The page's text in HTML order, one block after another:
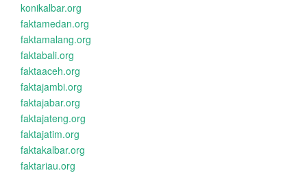
konikalbar.org
faktamedan.org
faktamalang.org
faktabali.org
faktaaceh.org
faktajambi.org
faktajabar.org
faktajateng.org
faktajatim.org
faktakalbar.org
faktariau.org